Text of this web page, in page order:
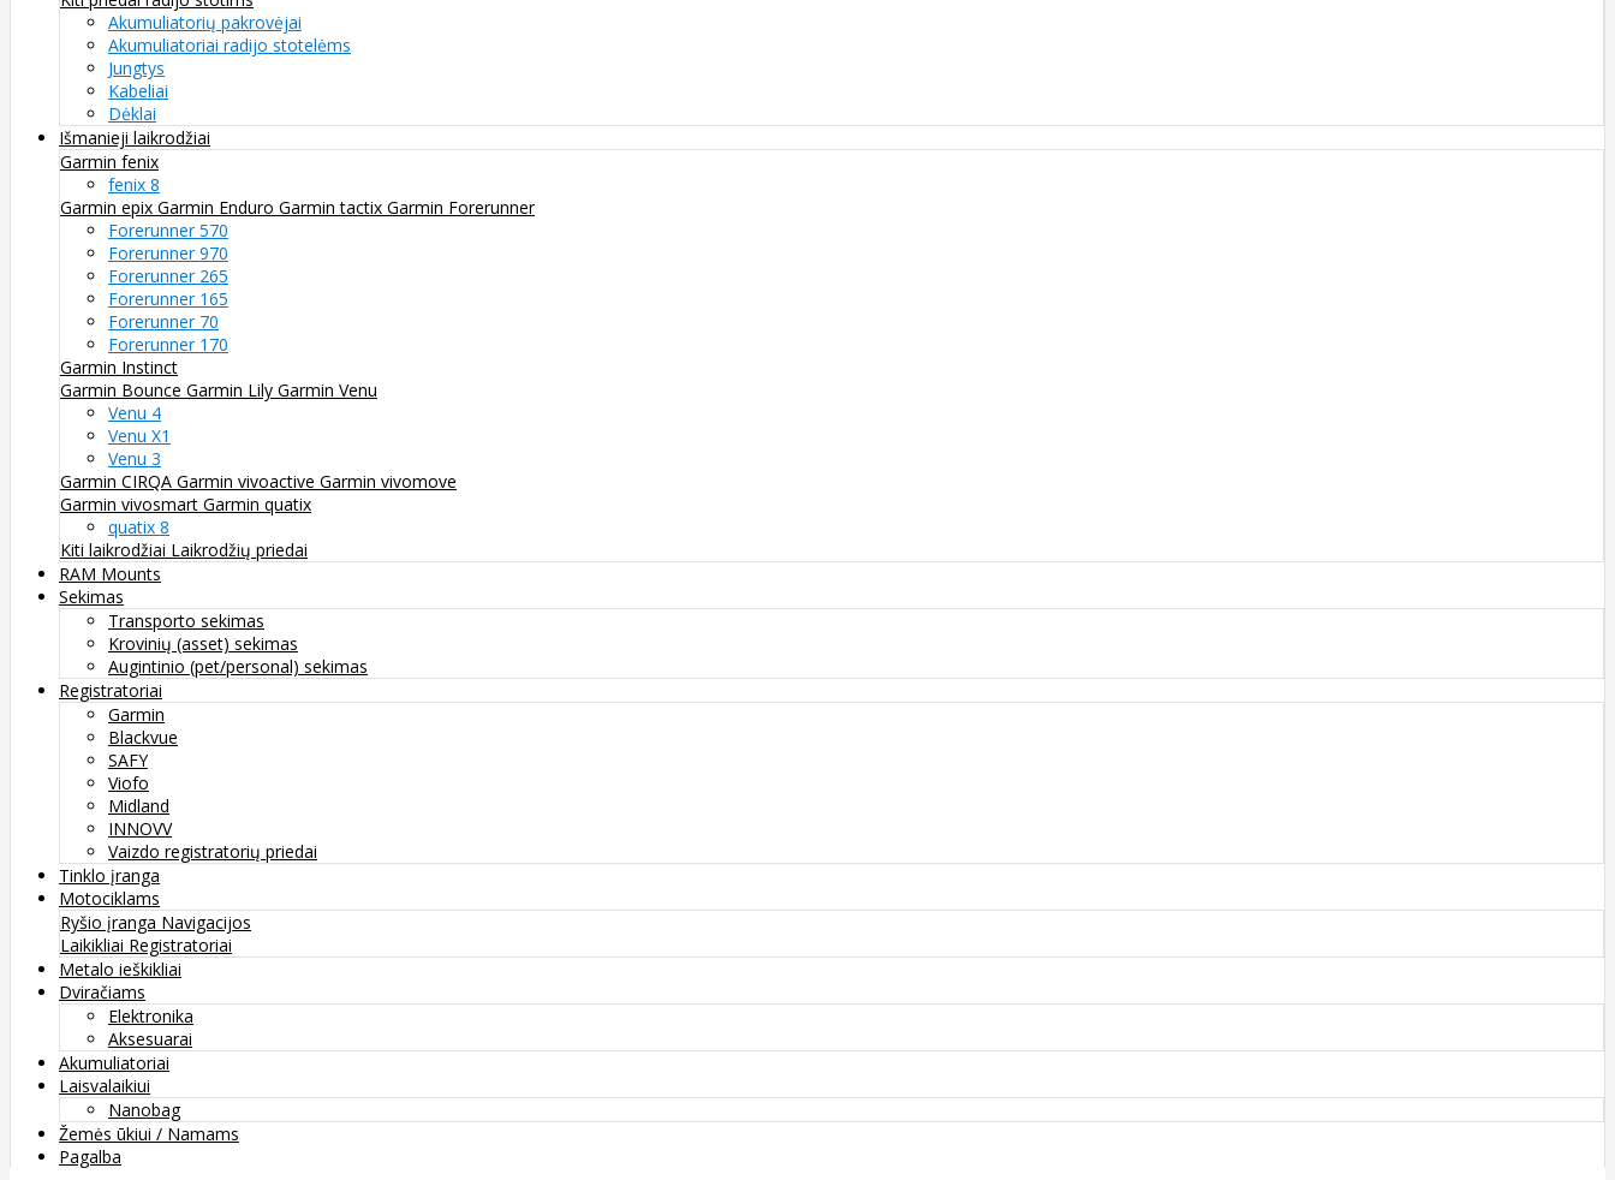
Akumuliatorių pakrovėjai
Akumuliatoriai radijo stotelėms
Jungtys
Kabeliai
Dėklai
Išmanieji laikrodžiai
Garmin fenix
fenix 8
Garmin epix Garmin Enduro Garmin tactix Garmin Forerunner
Forerunner 570
Forerunner 970
Forerunner 265
Forerunner 165
Forerunner 70
Forerunner 170
Garmin Instinct
Garmin Bounce Garmin Lily Garmin Venu
Venu 4
Venu X1
Venu 3
Garmin CIRQA Garmin vivoactive Garmin vivomove
Garmin vivosmart Garmin quatix
quatix 8
Kiti laikrodžiai Laikrodžių priedai
RAM Mounts
Sekimas
Transporto sekimas
Krovinių (asset) sekimas
Augintinio (pet/personal) sekimas
Registratoriai
Garmin
Blackvue
SAFY
Viofo
Midland
INNOVV
Vaizdo registratorių priedai
Tinklo įranga
Motociklams
Ryšio įranga Navigacijos
Laikikliai Registratoriai
Metalo ieškikliai
Dviračiams
Elektronika
Aksesuarai
Akumuliatoriai
Laisvalaikiui
Nanobag
Žemės ūkiui / Namams
Pagalba